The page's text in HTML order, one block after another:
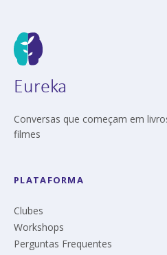
Eureka
Conversas que começam em
filmes
PLATAFORMA
Clubes
Workshops
Perguntas Frequentes